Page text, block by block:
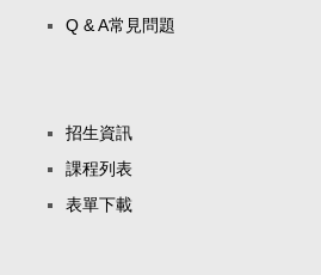
Q & A常見問題
招生資訊
課程列表
表單下載